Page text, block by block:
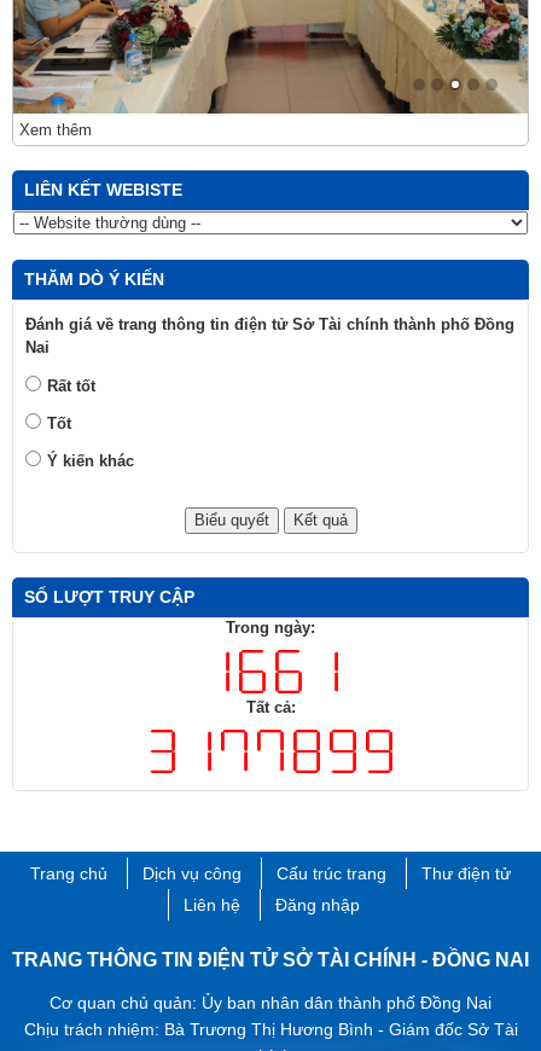
Xem thêm
LIÊN KẾT WEBISTE
THĂM DÒ Ý KIẾN
Đánh giá về trang thông tin điện tử Sở Tài chính thành phố Đồng
Nai
Rất tốt
Tốt
Ý kiến khác
SỐ LƯỢT TRUY CẬP
Trong ngày:
Tất cả:
Trang chủ Dịch vụ công Cấu trúc trang
Thư điện tử
Liên hệ
Đăng nhập
TRANG THÔNG TIN ĐIỆN TỬ SỞ TÀI CHÍNH - ĐỒNG NAI
Cơ quan chủ quản: Ủy ban nhân dân thành phố Đồng Nai
Chịu trách nhiệm: Bà Trương Thị Hương Bình - Giám đốc Sở Tài